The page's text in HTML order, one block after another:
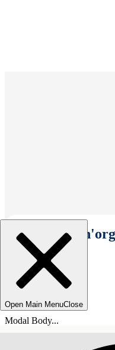
Seleziona
Open Main MenuClose
Modal Body...